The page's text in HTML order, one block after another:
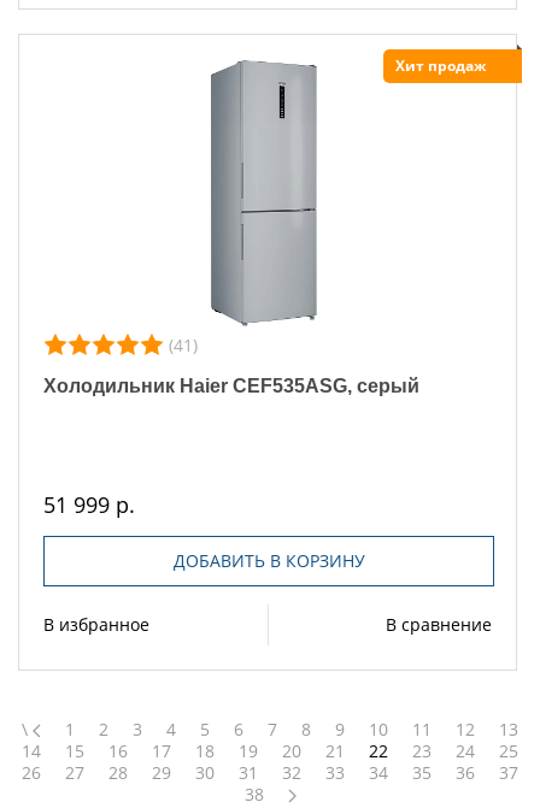
Хит продаж
(41)
Холодильник Haier CEF535ASG, серый
51 999 р.
ДОБАВИТЬ В КОРЗИНУ
В избранное В сравнение
\ 1 2 3 4 5 6 7 8 9 10 11 12
13
14
15 16 17 18 19 20 21 22 23 24
25
26
27 28 29 30 31 32 33 34 35 36
37
38